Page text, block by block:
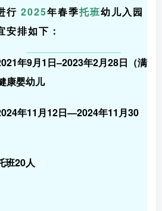
行 2025年春季托班幼儿入园
安排如下：
年9月1日–2023年2月28日（满
康婴幼儿
年11月12日—2024年11月30
班20人